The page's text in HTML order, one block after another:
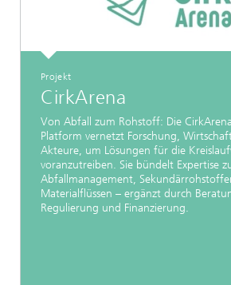
Projekt
CirkArena
Von Abfall zum Rohstoff: Die
Platform vernetzt Forschung,
Akteure, um Lösungen für die
voranzutreiben. Sie bündelt Expertise
Abfallmanagement,
Materialflüssen – ergänzt durch
Regulierung und Finanzierung.